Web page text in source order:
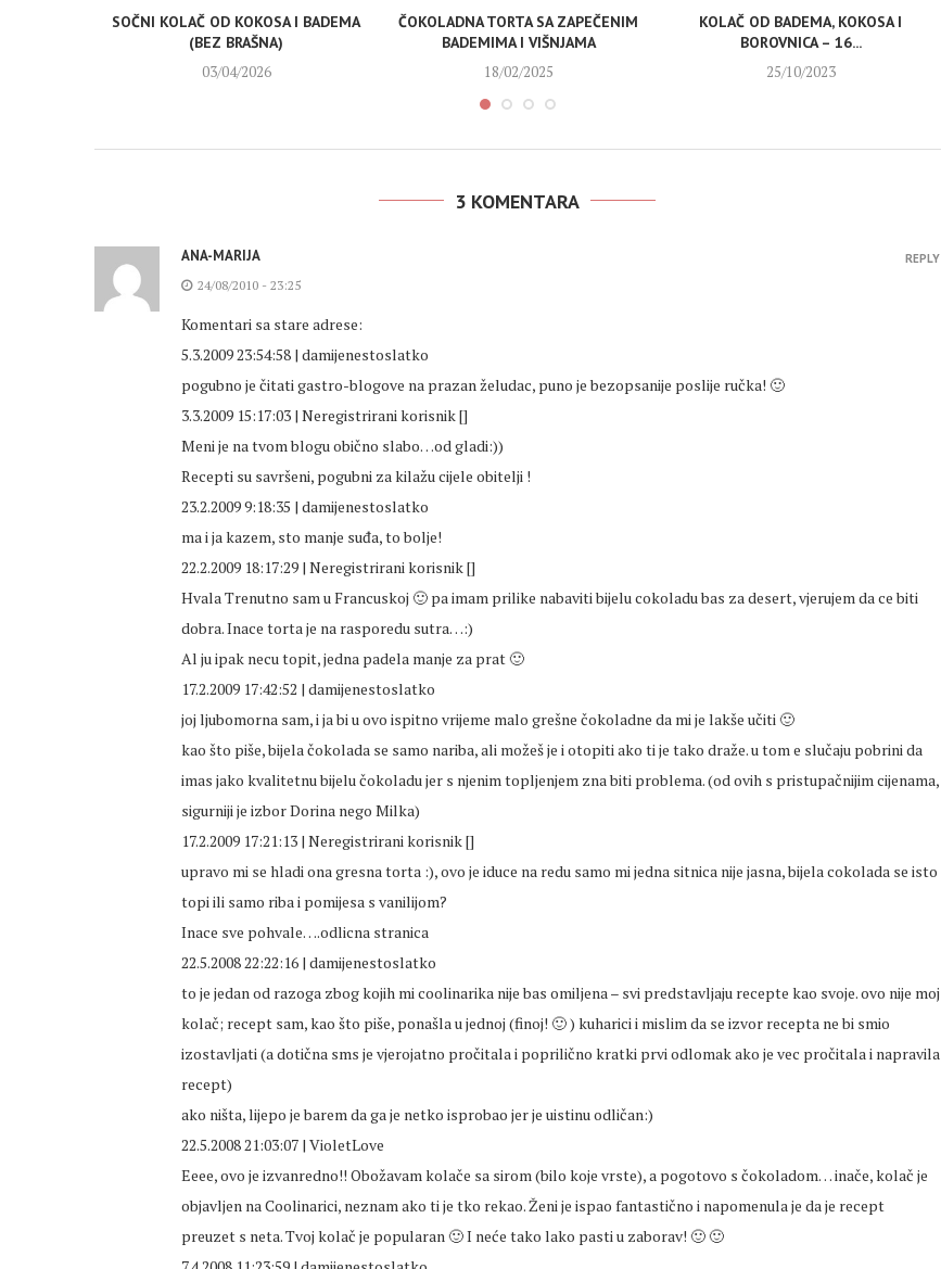
SOČNI KOLAČ OD KOKOSA I BADEMA
(BEZ BRAŠNA)
03/04/2026
ČOKOLADNA TORTA SA ZAPEČENIM
BADEMIMA I VIŠNJAMA
18/02/2025
KOLAČ OD BADEMA, KOKOSA I
BOROVNICA – 16...
25/10/2023
3 KOMENTARA
ANA-MARIJA
24/08/2010 - 23:25
Komentari sa stare adrese:
5.3.2009 23:54:58 | damijenestoslatko
pogubno je čitati gastro-blogove na prazan želudac, puno je bezopsanije poslije ručka! 🙂
3.3.2009 15:17:03 | Neregistrirani korisnik []
Meni je na tvom blogu obično slabo…od gladi:))
Recepti su savršeni, pogubni za kilažu cijele obitelji !
23.2.2009 9:18:35 | damijenestoslatko
ma i ja kazem, sto manje suđa, to bolje!
22.2.2009 18:17:29 | Neregistrirani korisnik []
Hvala Trenutno sam u Francuskoj 🙂 pa imam prilike nabaviti bijelu cokoladu bas za desert, vjerujem da ce biti
dobra. Inace torta je na rasporedu sutra…:)
Al ju ipak necu topit, jedna padela manje za prat 🙂
17.2.2009 17:42:52 | damijenestoslatko
joj ljubomorna sam, i ja bi u ovo ispitno vrijeme malo grešne čokoladne da mi je lakše učiti 🙂
kao što piše, bijela čokolada se samo nariba, ali možeš je i otopiti ako ti je tako draže. u tom e slučaju pobrini da
imas jako kvalitetnu bijelu čokoladu jer s njenim topljenjem zna biti problema. (od ovih s pristupačnijim cijenama,
sigurniji je izbor Dorina nego Milka)
17.2.2009 17:21:13 | Neregistrirani korisnik []
upravo mi se hladi ona gresna torta :), ovo je iduce na redu samo mi jedna sitnica nije jasna, bijela cokolada se isto
topi ili samo riba i pomijesa s vanilijom?
Inace sve pohvale….odlicna stranica
22.5.2008 22:22:16 | damijenestoslatko
to je jedan od razoga zbog kojih mi coolinarika nije bas omiljena – svi predstavljaju recepte kao svoje. ovo nije moj
kolač; recept sam, kao što piše, ponašla u jednoj (finoj! 🙂 ) kuharici i mislim da se izvor recepta ne bi smio
izostavljati (a dotična sms je vjerojatno pročitala i poprilično kratki prvi odlomak ako je vec pročitala i napravila
recept)
ako ništa, lijepo je barem da ga je netko isprobao jer je uistinu odličan:)
22.5.2008 21:03:07 | VioletLove
Eeee, ovo je izvanredno!! Obožavam kolače sa sirom (bilo koje vrste), a pogotovo s čokoladom… inače, kolač je
objavljen na Coolinarici, neznam ako ti je tko rekao. Ženi je ispao fantastično i napomenula je da je recept
preuzet s neta. Tvoj kolač je popularan 🙂 I neće tako lako pasti u zaborav! 🙂 🙂
REPLY